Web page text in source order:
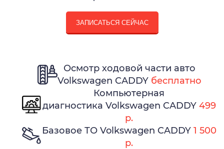
ЗАПИСАТЬСЯ СЕЙЧАС
Осмотр ходовой части авто
Volkswagen CADDY бесплатно
Компьютерная
диагностика Volkswagen CADDY 499
р.
Базовое ТО Volkswagen CADDY 1 500
р.